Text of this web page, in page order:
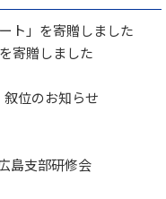
ト」を寄贈しました
寄贈しました
位のお知らせ
島支部研修会